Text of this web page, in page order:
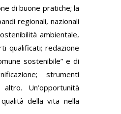
di buone pratiche; la
regionali, nazionali
ambientale,
qualificati; redazione
sostenibile” e di
strumenti
Un’opportunità
della vita nella